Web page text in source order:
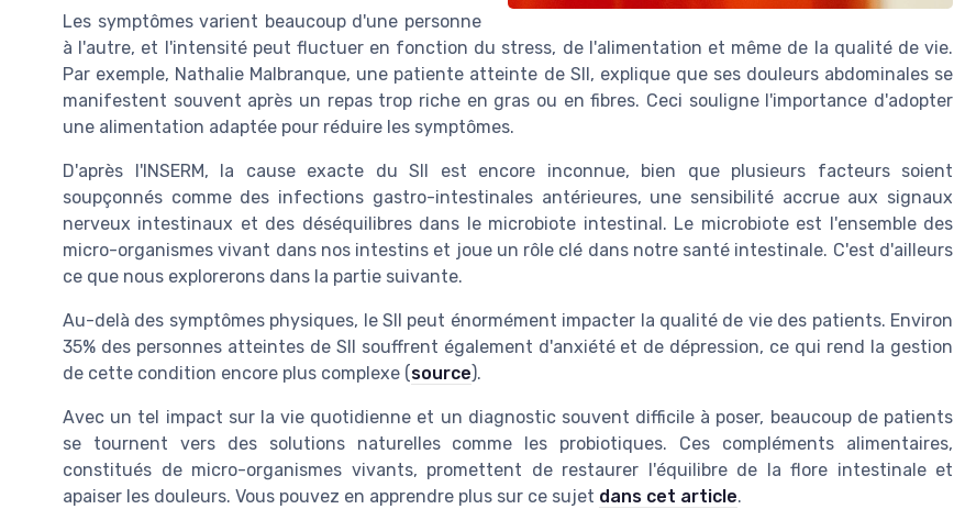
Les symptômes varient beaucoup d'une personne
à l'autre, et l'intensité peut fluctuer en fonction du stress, de l'alimentation et même de la qualité de vie.
Par exemple, Nathalie Malbranque, une patiente atteinte de SII, explique que ses douleurs abdominales se
manifestent souvent après un repas trop riche en gras ou en fibres. Ceci souligne l'importance d'adopter
une alimentation adaptée pour réduire les symptômes.
D'après l'INSERM, la cause exacte du SII est encore inconnue, bien que plusieurs facteurs soient
soupçonnés comme des infections gastro-intestinales antérieures, une sensibilité accrue aux signaux
nerveux intestinaux et des déséquilibres dans le microbiote intestinal. Le microbiote est l'ensemble des
micro-organismes vivant dans nos intestins et joue un rôle clé dans notre santé intestinale. C'est d'ailleurs
ce que nous explorerons dans la partie suivante.
Au-delà des symptômes physiques, le SII peut énormément impacter la qualité de vie des patients. Environ
35% des personnes atteintes de SII souffrent également d'anxiété et de dépression, ce qui rend la gestion
de cette condition encore plus complexe (source).
Avec un tel impact sur la vie quotidienne et un diagnostic souvent difficile à poser, beaucoup de patients
se tournent vers des solutions naturelles comme les probiotiques. Ces compléments alimentaires,
constitués de micro-organismes vivants, promettent de restaurer l'équilibre de la flore intestinale et
apaiser les douleurs. Vous pouvez en apprendre plus sur ce sujet dans cet article.